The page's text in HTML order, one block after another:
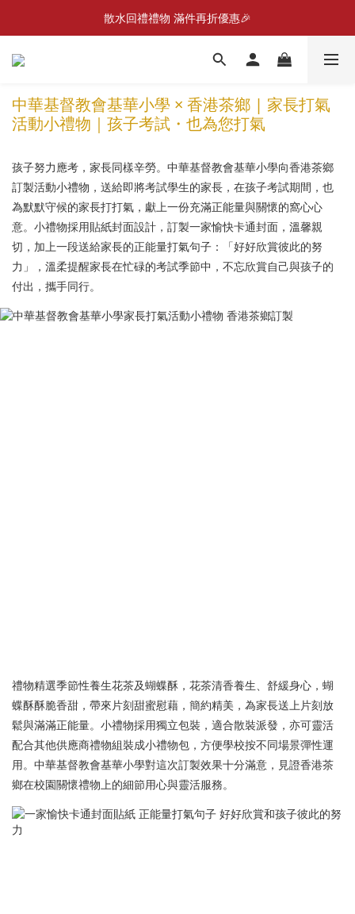
📣首張訂單滿$300即減$20📣
散水回禮禮物 滿件再折優惠🎉
📦折後付款滿$300免運費 （香港、澳門）
中華基督教會基華小學 × 香港茶鄉 | 家長打氣
活動小禮物｜孩子考試・也為您打氣
孩子努力應考，家長同樣辛勞。中華基督教會基華小學向香港茶鄉
訂製活動小禮物，送給即將考試學生的家長，在孩子考試期間，也
為默默守候的家長打打氣，獻上一份充滿正能量與關懷的窩心心
意。小禮物採用貼紙封面設計，訂製一家愉快卡通封面，溫馨親
切，加上一段送給家長的正能量打氣句子：「好好欣賞彼此的努
力」，溫柔提醒家長在忙碌的考試季節中，不忘欣賞自己與孩子的
付出，攜手同行。
禮物精選季節性養生花茶及蝴蝶酥，花茶清香養生、舒緩身心，蝴
蝶酥酥脆香甜，帶來片刻甜蜜慰藉，簡約精美，為家長送上片刻放
鬆與滿滿正能量。小禮物採用獨立包裝，適合散裝派發，亦可靈活
配合其他供應商禮物組裝成小禮物包，方便學校按不同場景彈性運
用。中華基督教會基華小學對這次訂製效果十分滿意，見證香港茶
鄉在校園關懷禮物上的細節用心與靈活服務。